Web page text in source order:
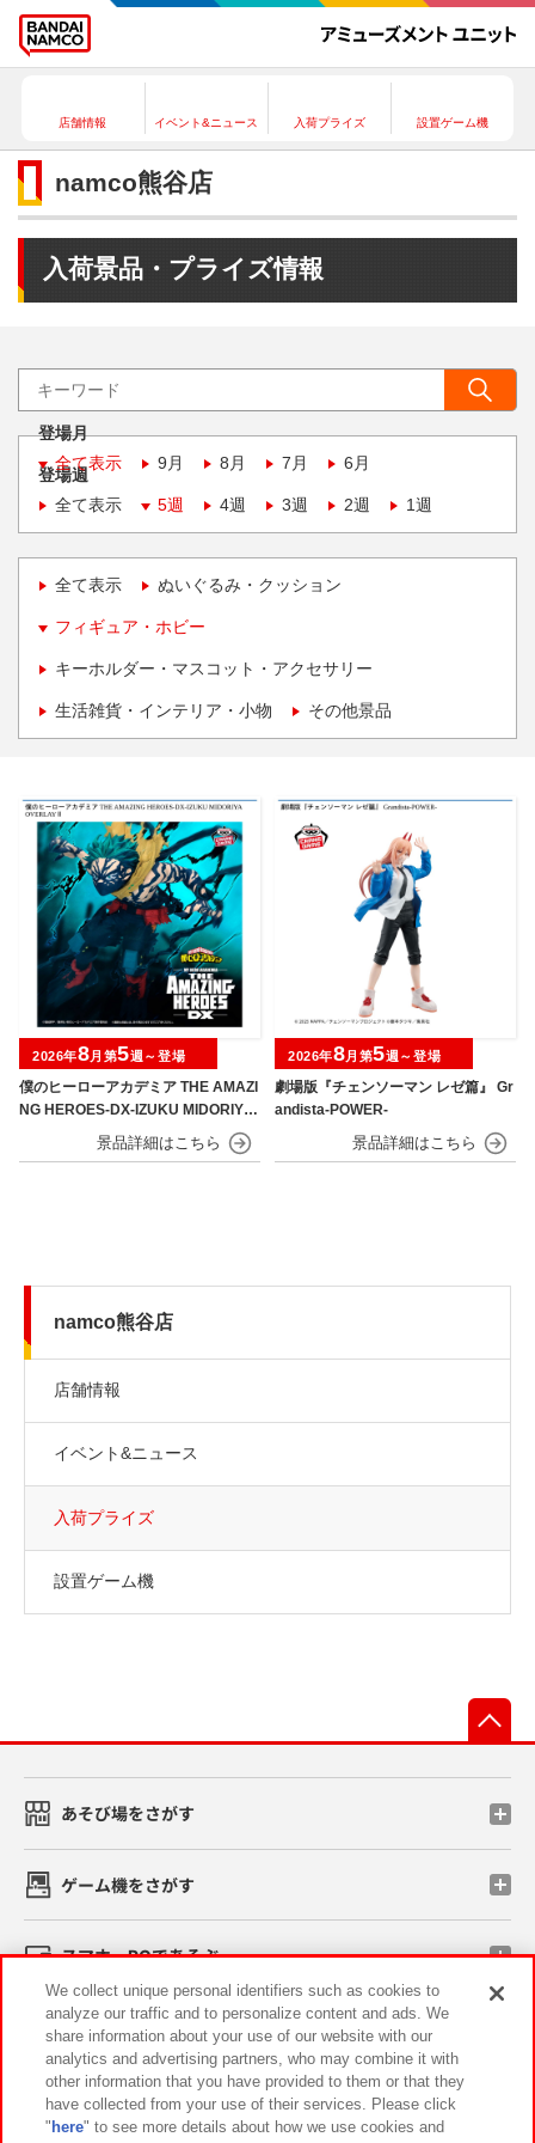
店舗情報 イベント&ニュース 入荷プライズ 設置ゲーム機
namco熊谷店
入荷景品・プライズ情報
登場月
全て表示
9月 8月 7月 6月
登場週
全て表示
5週 4週 3週 2週 1週
全て表示 ぬいぐるみ・クッション
フィギュア・ホビー
キーホルダー・マスコット・アクセサリー
生活雑貨・インテリア・小物 その他景品
僕のヒーローアカデミア THE AMAZI
NG HEROES-DX-IZUKU MIDORIYA
OVERLAY Ⅱ
2026年8月第5週～登場
劇場版『チェンソーマン レゼ篇』 Gr
andista-POWER-
2026年8月第5週～登場
namco熊谷店
店舗情報
イベント&ニュース
入荷プライズ
設置ゲーム機
あそび場をさがす
ゲーム機をさがす
スマホ・PCであそぶ
イベント・キャンペーン
We collect unique personal identifiers such as cookies to
analyze our traffic and to personalize content and ads. We
share information about your use of our website with our
analytics and advertising partners, who may combine it with
other information that you have provided to them or that they
have collected from your use of their services. Please click
" here" to see more details about how we use cookies and